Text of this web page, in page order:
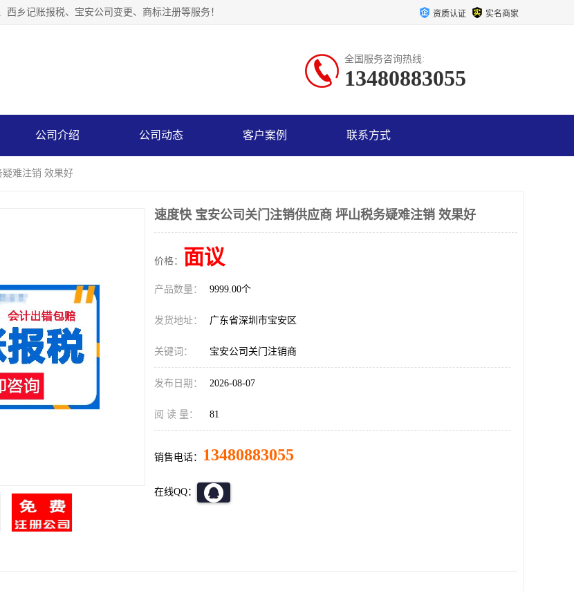
乡记账报税、宝安公司变更、商标注册等服务！ 资质认证 实名商家
全国服务咨询热线:
13480883055
公司介绍 公司动态 客户案例 联系方式
难注销 效果好
速度快 宝安公司关门注销供应商 坪山税务疑难注销 效果好
价格： 面议
产品数量： 9999.00个
发货地址： 广东省深圳市宝安区
关键词： 宝安公司关门注销商
发布日期： 2026-08-07
阅 读 量： 81
销售电话： 13480883055
在线QQ：